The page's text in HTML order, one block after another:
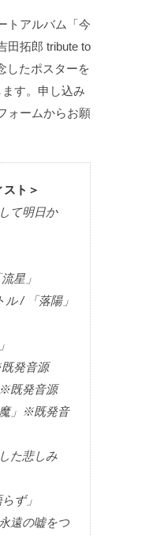
トアルバム「今
田拓郎 tribute to
したポスターを
す。申し込み
ォームからお願
ト＞
て明日か
星」
/ 「落陽」
発音源
既発音源
」※既発音
た悲しみ
ず」
遠の嘘をつ